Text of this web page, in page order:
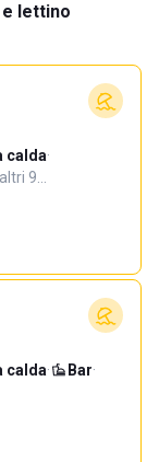
lettino
calda·
9…
calda· Bar·